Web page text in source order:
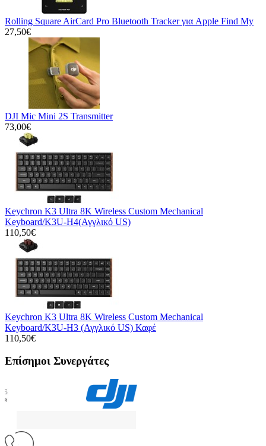
Rolling Square AirCard Pro Bluetooth Tracker για Apple Find My
27,50€
DJI Mic Mini 2S Transmitter
73,00€
Keychron K3 Ultra 8K Wireless Custom Mechanical
Keyboard/K3U-H4(Αγγλικό US)
110,50€
Keychron K3 Ultra 8K Wireless Custom Mechanical
Keyboard/K3U-H3 (Αγγλικό US) Καφέ
110,50€
Επίσημοι Συνεργάτες